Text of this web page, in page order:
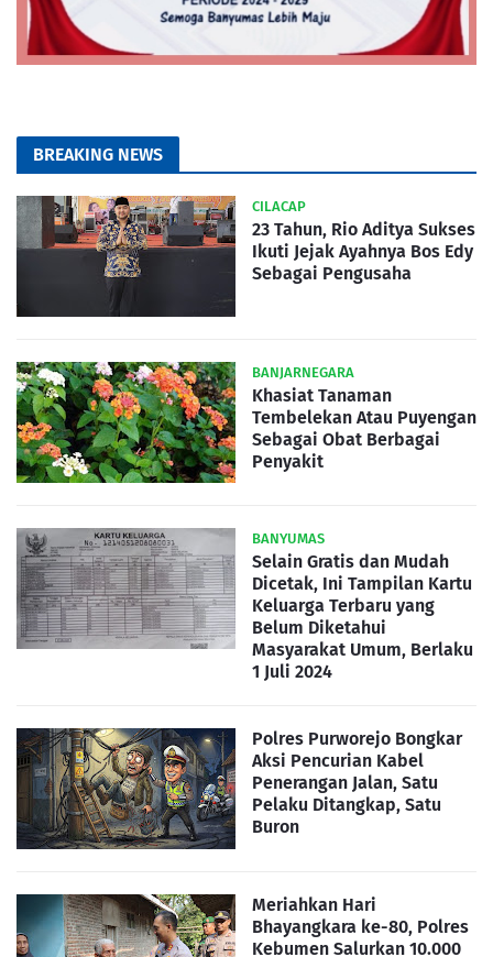
BREAKING NEWS
CILACAP
23 Tahun, Rio Aditya Sukses
Ikuti Jejak Ayahnya Bos Edy
Sebagai Pengusaha
BANJARNEGARA
Khasiat Tanaman
Tembelekan Atau Puyengan
Sebagai Obat Berbagai
Penyakit
BANYUMAS
Selain Gratis dan Mudah
Dicetak, Ini Tampilan Kartu
Keluarga Terbaru yang
Belum Diketahui
Masyarakat Umum, Berlaku
1 Juli 2024
Polres Purworejo Bongkar
Aksi Pencurian Kabel
Penerangan Jalan, Satu
Pelaku Ditangkap, Satu
Buron
Meriahkan Hari
Bhayangkara ke-80, Polres
Kebumen Salurkan 10.000